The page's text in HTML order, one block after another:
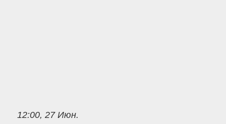
12:00, 27 Июн.